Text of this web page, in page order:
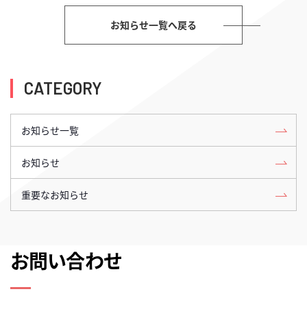
お知らせ一覧へ戻る
CATEGORY
お知らせ一覧
お知らせ
重要なお知らせ
お問い合わせ